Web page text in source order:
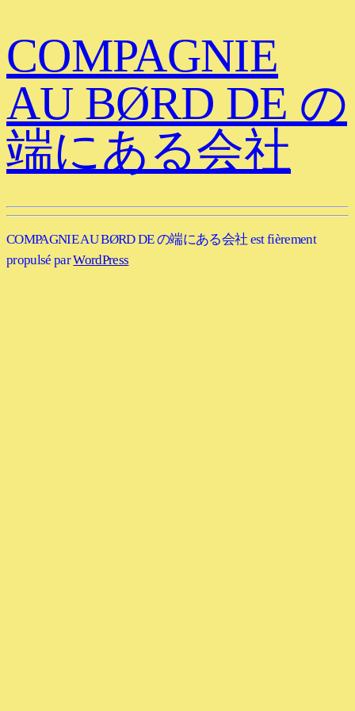
COMPAGNIE
AU BØRD DE の
端にある会社
COMPAGNIE AU BØRD DE の端にある会社 est fièrement
propulsé parWordPress